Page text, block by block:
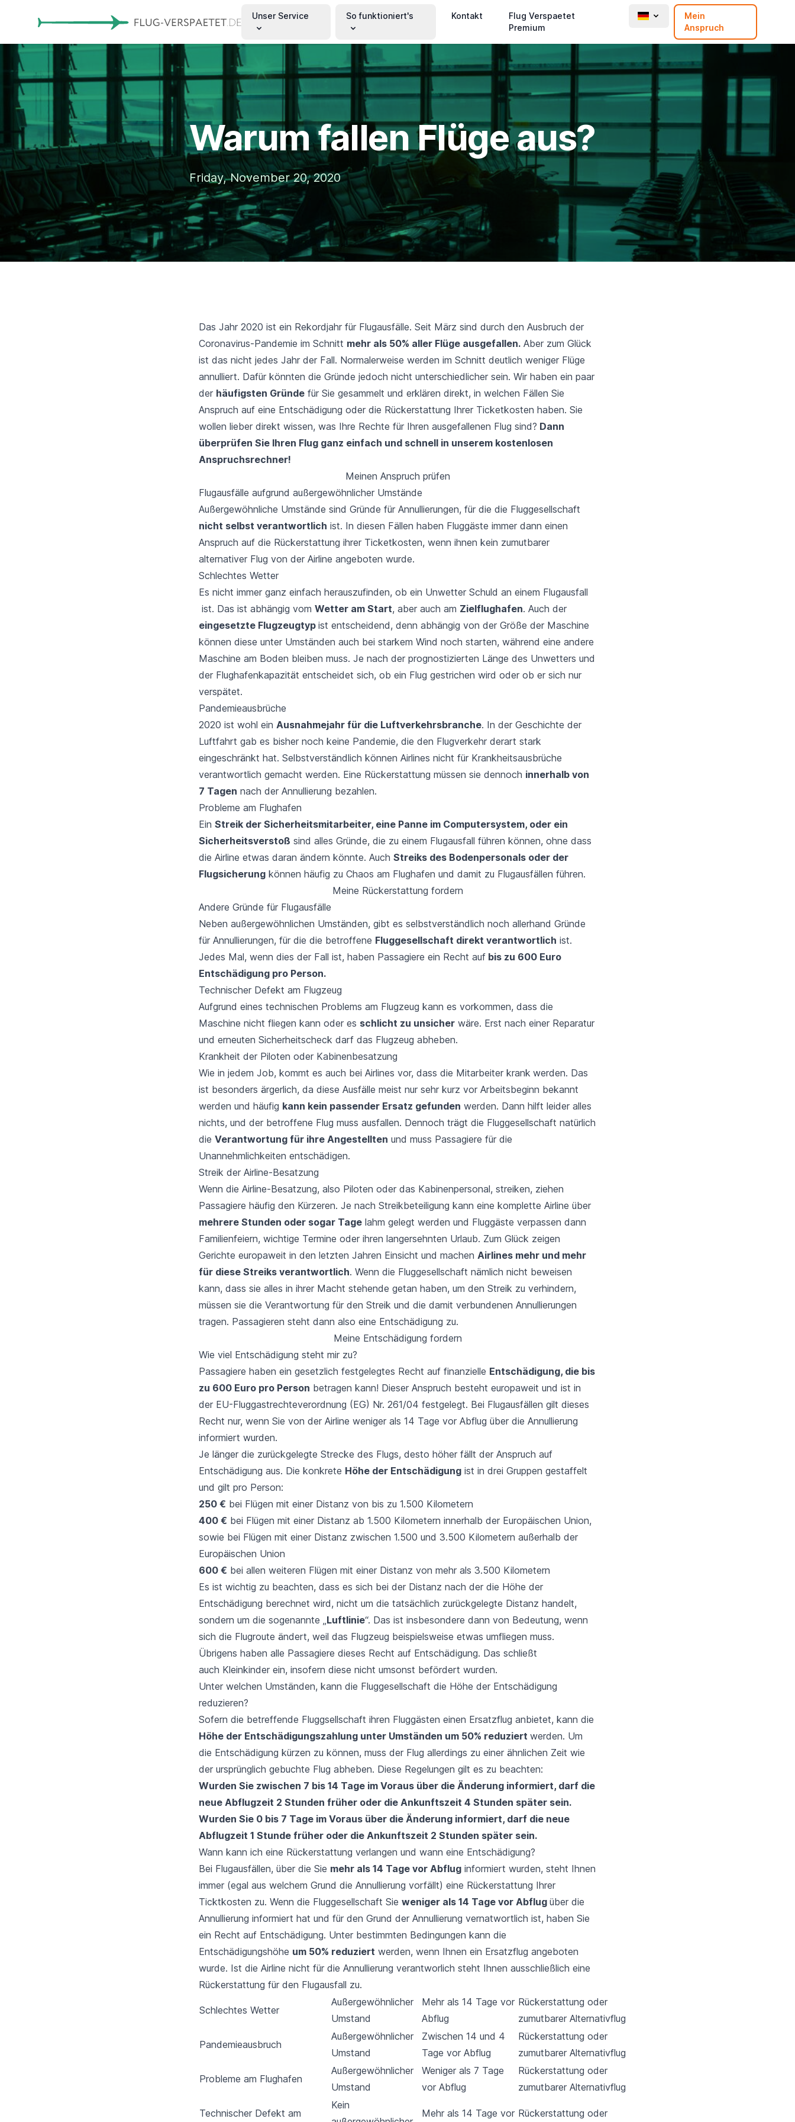
Unser Service So funktioniert's Kontakt
Flug Verspaetet
Premium
Mein
Anspruch
Warum fallen Flüge aus?
Friday, November 20, 2020
Das Jahr 2020 ist ein Rekordjahr für Flugausfälle. Seit März sind durch den Ausbruch der
Coronavirus-Pandemie im Schnitt mehr als 50% aller Flüge ausgefallen. Aber zum Glück
ist das nicht jedes Jahr der Fall. Normalerweise werden im Schnitt deutlich weniger Flüge
annulliert. Dafür könnten die Gründe jedoch nicht unterschiedlicher sein. Wir haben ein paar
der häufigsten Gründe für Sie gesammelt und erklären direkt, in welchen Fällen Sie
Anspruch auf eine Entschädigung oder die Rückerstattung Ihrer Ticketkosten haben. Sie
wollen lieber direkt wissen, was Ihre Rechte für Ihren ausgefallenen Flug sind? Dann
überprüfen Sie Ihren Flug ganz einfach und schnell in unserem kostenlosen
Anspruchsrechner!
Meinen Anspruch prüfen
Flugausfälle aufgrund außergewöhnlicher Umstände
Außergewöhnliche Umstände sind Gründe für Annullierungen, für die die Fluggesellschaft
nicht selbst verantwortlich ist. In diesen Fällen haben Fluggäste immer dann einen
Anspruch auf die Rückerstattung ihrer Ticketkosten, wenn ihnen kein zumutbarer
alternativer Flug von der Airline angeboten wurde.
Schlechtes Wetter
Es nicht immer ganz einfach herauszufinden, ob ein Unwetter Schuld an einem Flugausfall
ist. Das ist abhängig vom Wetter am Start, aber auch am Zielflughafen. Auch der
eingesetzte Flugzeugtyp ist entscheidend, denn abhängig von der Größe der Maschine
können diese unter Umständen auch bei starkem Wind noch starten, während eine andere
Maschine am Boden bleiben muss. Je nach der prognostizierten Länge des Unwetters und
der Flughafenkapazität entscheidet sich, ob ein Flug gestrichen wird oder ob er sich nur
verspätet.
Pandemieausbrüche
2020 ist wohl ein Ausnahmejahr für die Luftverkehrsbranche. In der Geschichte der
Luftfahrt gab es bisher noch keine Pandemie, die den Flugverkehr derart stark
eingeschränkt hat. Selbstverständlich können Airlines nicht für Krankheitsausbrüche
verantwortlich gemacht werden. Eine Rückerstattung müssen sie dennoch innerhalb von
7 Tagen nach der Annullierung bezahlen.
Probleme am Flughafen
Ein Streik der Sicherheitsmitarbeiter, eine Panne im Computersystem, oder ein
Sicherheitsverstoß sind alles Gründe, die zu einem Flugausfall führen können, ohne dass
die Airline etwas daran ändern könnte. Auch Streiks des Bodenpersonals oder der
Flugsicherung können häufig zu Chaos am Flughafen und damit zu Flugausfällen führen.
Meine Rückerstattung fordern
Andere Gründe für Flugausfälle
Neben außergewöhnlichen Umständen, gibt es selbstverständlich noch allerhand Gründe
für Annullierungen, für die die betroffene Fluggesellschaft direkt verantwortlich ist.
Jedes Mal, wenn dies der Fall ist, haben Passagiere ein Recht auf bis zu 600 Euro
Entschädigung pro Person.
Technischer Defekt am Flugzeug
Aufgrund eines technischen Problems am Flugzeug kann es vorkommen, dass die
Maschine nicht fliegen kann oder es schlicht zu unsicher wäre. Erst nach einer Reparatur
und erneuten Sicherheitscheck darf das Flugzeug abheben.
Krankheit der Piloten oder Kabinenbesatzung
Wie in jedem Job, kommt es auch bei Airlines vor, dass die Mitarbeiter krank werden. Das
ist besonders ärgerlich, da diese Ausfälle meist nur sehr kurz vor Arbeitsbeginn bekannt
werden und häufig kann kein passender Ersatz gefunden werden. Dann hilft leider alles
nichts, und der betroffene Flug muss ausfallen. Dennoch trägt die Fluggesellschaft natürlich
die Verantwortung für ihre Angestellten und muss Passagiere für die
Unannehmlichkeiten entschädigen.
Streik der Airline-Besatzung
Wenn die Airline-Besatzung, also Piloten oder das Kabinenpersonal, streiken, ziehen
Passagiere häufig den Kürzeren. Je nach Streikbeteiligung kann eine komplette Airline über
mehrere Stunden oder sogar Tage lahm gelegt werden und Fluggäste verpassen dann
Familienfeiern, wichtige Termine oder ihren langersehnten Urlaub. Zum Glück zeigen
Gerichte europaweit in den letzten Jahren Einsicht und machen Airlines mehr und mehr
für diese Streiks verantwortlich. Wenn die Fluggesellschaft nämlich nicht beweisen
kann, dass sie alles in ihrer Macht stehende getan haben, um den Streik zu verhindern,
müssen sie die Verantwortung für den Streik und die damit verbundenen Annullierungen
tragen. Passagieren steht dann also eine Entschädigung zu.
Meine Entschädigung fordern
Wie viel Entschädigung steht mir zu?
Passagiere haben ein gesetzlich festgelegtes Recht auf finanzielle Entschädigung, die bis
zu 600 Euro pro Person betragen kann! Dieser Anspruch besteht europaweit und ist in
der EU-Fluggastrechteverordnung (EG) Nr. 261/04 festgelegt. Bei Flugausfällen gilt dieses
Recht nur, wenn Sie von der Airline weniger als 14 Tage vor Abflug über die Annullierung
informiert wurden.
Je länger die zurückgelegte Strecke des Flugs, desto höher fällt der Anspruch auf
Entschädigung aus. Die konkrete Höhe der Entschädigung ist in drei Gruppen gestaffelt
und gilt pro Person:
250 € bei Flügen mit einer Distanz von bis zu 1.500 Kilometern
400 € bei Flügen mit einer Distanz ab 1.500 Kilometern innerhalb der Europäischen Union,
sowie bei Flügen mit einer Distanz zwischen 1.500 und 3.500 Kilometern außerhalb der
Europäischen Union
600 € bei allen weiteren Flügen mit einer Distanz von mehr als 3.500 Kilometern
Es ist wichtig zu beachten, dass es sich bei der Distanz nach der die Höhe der
Entschädigung berechnet wird, nicht um die tatsächlich zurückgelegte Distanz handelt,
sondern um die sogenannte „ Luftlinie“. Das ist insbesondere dann von Bedeutung, wenn
sich die Flugroute ändert, weil das Flugzeug beispielsweise etwas umfliegen muss.
Übrigens haben alle Passagiere dieses Recht auf Entschädigung. Das schließt
auch Kleinkinder ein, insofern diese nicht umsonst befördert wurden.
Unter welchen Umständen, kann die Fluggesellschaft die Höhe der Entschädigung
reduzieren?
Sofern die betreffende Fluggsellschaft ihren Fluggästen einen Ersatzflug anbietet, kann die
Höhe der Entschädigungszahlung unter Umständen um 50% reduziert werden. Um
die Entschädigung kürzen zu können, muss der Flug allerdings zu einer ähnlichen Zeit wie
der ursprünglich gebuchte Flug abheben. Diese Regelungen gilt es zu beachten:
Wurden Sie zwischen 7 bis 14 Tage im Voraus über die Änderung informiert, darf die
neue Abflugzeit 2 Stunden früher oder die Ankunftszeit 4 Stunden später sein.
Wurden Sie 0 bis 7 Tage im Voraus über die Änderung informiert, darf die neue
Abflugzeit 1 Stunde früher oder die Ankunftszeit 2 Stunden später sein.
Wann kann ich eine Rückerstattung verlangen und wann eine Entschädigung?
Bei Flugausfällen, über die Sie mehr als 14 Tage vor Abflug informiert wurden, steht Ihnen
immer (egal aus welchem Grund die Annullierung vorfällt) eine Rückerstattung Ihrer
Ticktkosten zu. Wenn die Fluggesellschaft Sie weniger als 14 Tage vor Abflug über die
Annullierung informiert hat und für den Grund der Annullierung vernatwortlich ist, haben Sie
ein Recht auf Entschädigung. Unter bestimmten Bedingungen kann die
Entschädigungshöhe um 50% reduziert werden, wenn Ihnen ein Ersatzflug angeboten
wurde. Ist die Airline nicht für die Annullierung verantworlich steht Ihnen ausschließlich eine
Rückerstattung für den Flugausfall zu.
Schlechtes Wetter
Außergewöhnlicher
Umstand
Mehr als 14 Tage vor
Abflug
Rückerstattung oder
zumutbarer Alternativflug
Pandemieausbruch
Außergewöhnlicher
Umstand
Zwischen 14 und 4
Tage vor Abflug
Rückerstattung oder
zumutbarer Alternativflug
Probleme am Flughafen
Außergewöhnlicher
Umstand
Weniger als 7 Tage
vor Abflug
Rückerstattung oder
zumutbarer Alternativflug
Technischer Defekt am
Kein
Mehr als 14 Tage vor Rückerstattung oder